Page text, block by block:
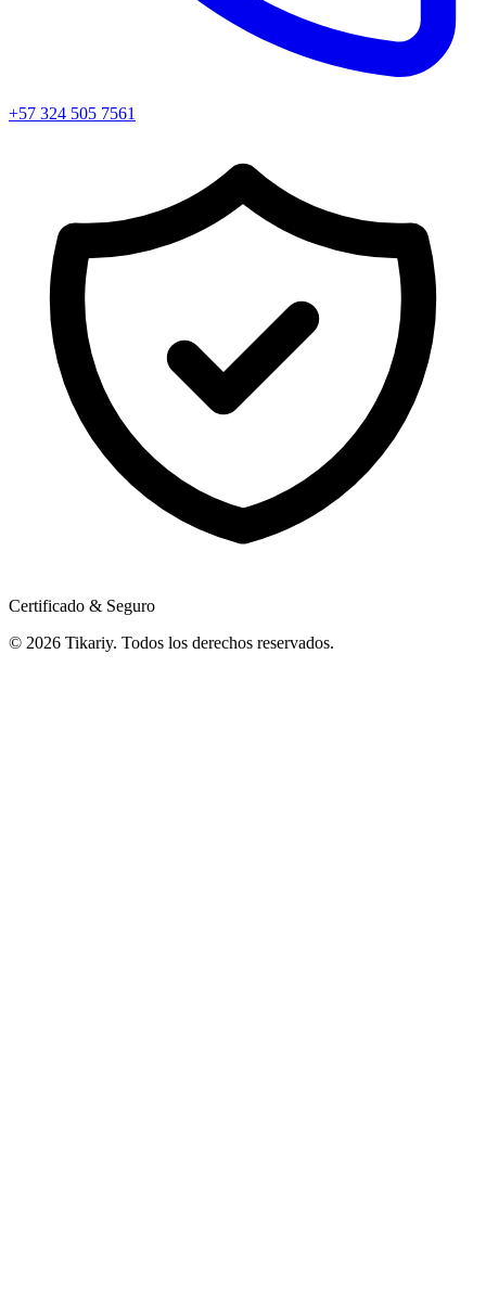
+57 324 505 7561
Certificado & Seguro
© 2026 Tikariy. Todos los derechos reservados.